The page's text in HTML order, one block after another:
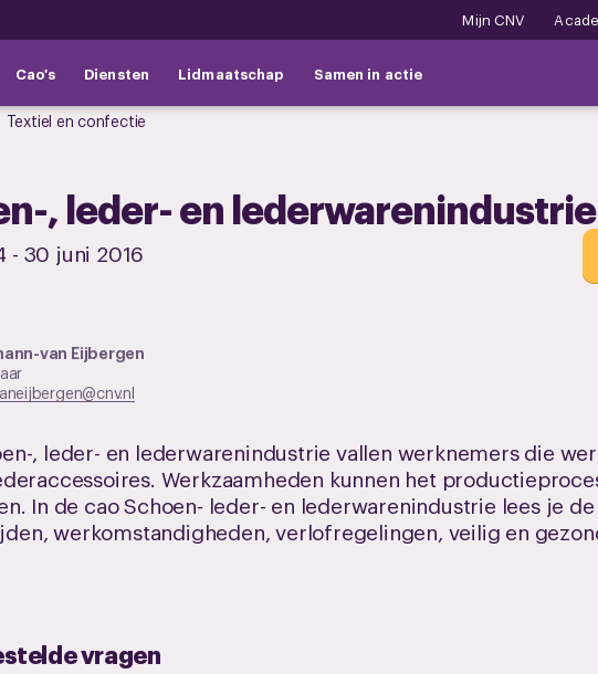
Mijn CNV
Cao's Diensten Lidmaatschap Samen in actie
Textiel en confectie
, leder- en lederwarenindustrie
- 30 juni 2016
van Eijbergen
, leder- en lederwarenindustrie vallen werknemers die
Werkzaamheden kunnen het
In de cao Schoen- leder- en lederwarenindustrie lees je
werkomstandigheden, verlofregelingen, veilig en
vragen